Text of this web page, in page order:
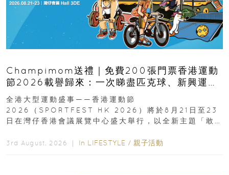
Champimom送禮｜免費200張門票香港運動
節2026載譽歸來：一次睇盡匹克球、新興運
動、街舞比賽＋逾百運動品牌展覽
全港大型運動盛事——香港運動節
2026（SPORTFEST HK 2026）將於8月21日至23
日在灣仔香港會議展覽中心盛大舉行，以全新主題「敢
3rd August, 2026 ｜ In LIFESTYLE / 親子活動